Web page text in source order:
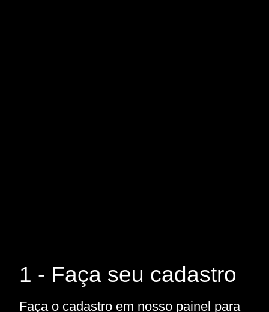
1 - Faça seu cadastro
Faça o cadastro em nosso painel para